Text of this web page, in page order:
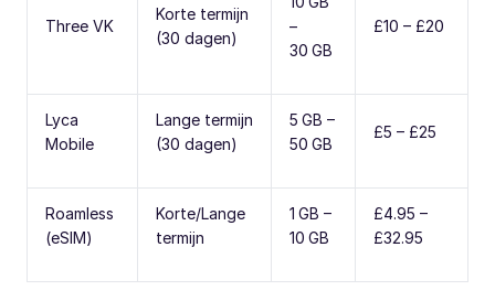
Three VK
Korte termijn
(30 dagen)
–
30 GB
£10 – £20
Lyca
Mobile
Lange termijn
(30 dagen)
5 GB –
50 GB
£5 – £25
Roamless
(eSIM)
Korte/Lange
termijn
1 GB –
10 GB
£4.95 –
£32.95